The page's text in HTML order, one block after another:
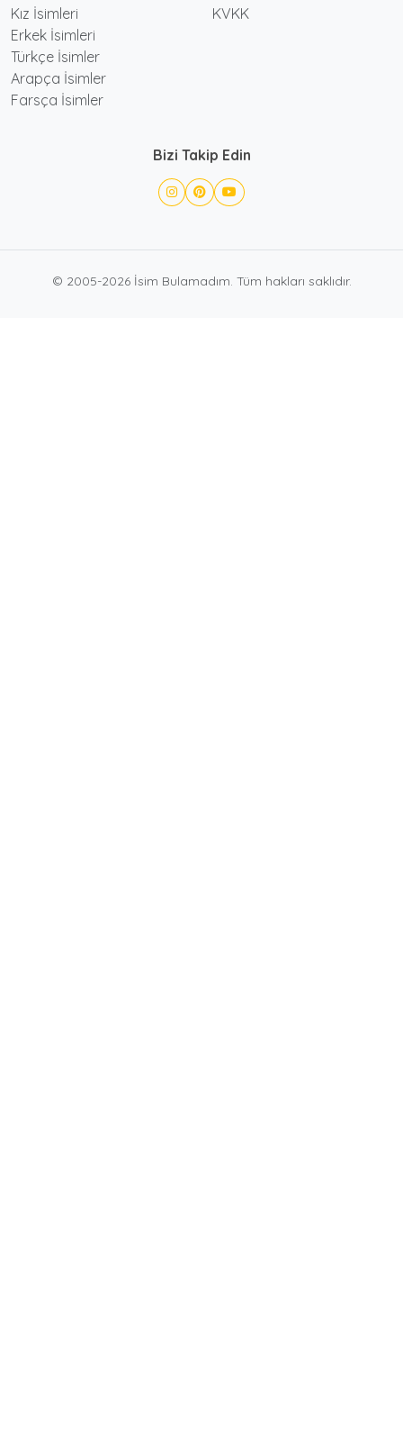
Kız İsimleri
Erkek İsimleri
Türkçe İsimler
Arapça İsimler
Farsça İsimler
KVKK
Bizi Takip Edin
© 2005-2026 İsim Bulamadım. Tüm hakları saklıdır.